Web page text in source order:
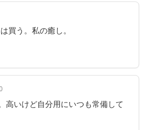
買う。私の癒し。
高いけど自分用にいつも常備して